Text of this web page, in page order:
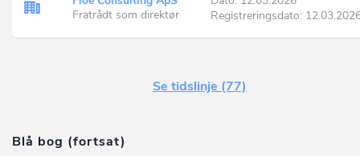
Fratrådt som direktør
Registreringsdato:
Se tidslinje (77)
Blå bog (fortsat)